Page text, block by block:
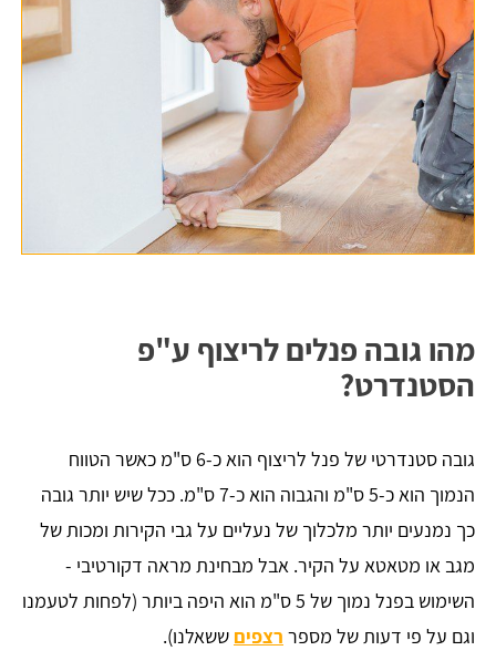
מהו גובה פנלים לריצוף ע"פ
הסטנדרט?
גובה סטנדרטי של פנל לריצוף הוא כ-6 ס"מ כאשר הטווח
הנמוך הוא כ-5 ס"מ והגבוה הוא כ-7 ס"מ. ככל שיש יותר גובה
כך נמנעים יותר מלכלוך של נעליים על גבי הקירות ומכות של
מגב או מטאטא על הקיר. אבל מבחינת מראה דקורטיבי -
השימוש בפנל נמוך של 5 ס"מ הוא היפה ביותר (לפחות לטעמנו
וגם על פי דעות של מספר רצפים ששאלנו).